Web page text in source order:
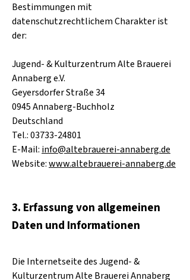
Bestimmungen mit
datenschutzrechtlichem Charakter ist
der:
Jugend- & Kulturzentrum Alte Brauerei
Annaberg e.V.
Geyersdorfer Straße 34
0945 Annaberg-Buchholz
Deutschland
Tel.: 03733-24801
E-Mail: info@altebrauerei-annaberg.de
Website:www.altebrauerei-annaberg.de
3. Erfassung von allgemeinen
Daten und Informationen
Die Internetseite des Jugend- &
Kulturzentrum Alte Brauerei Annaberg